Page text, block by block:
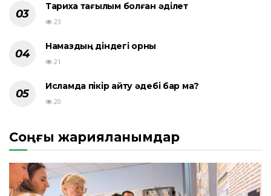
Тарихқа тағылым болған әділет
23
Намаздың діндегі орны
21
Исламда пікір айту әдебі бар ма?
20
Соңғы жарияланымдар